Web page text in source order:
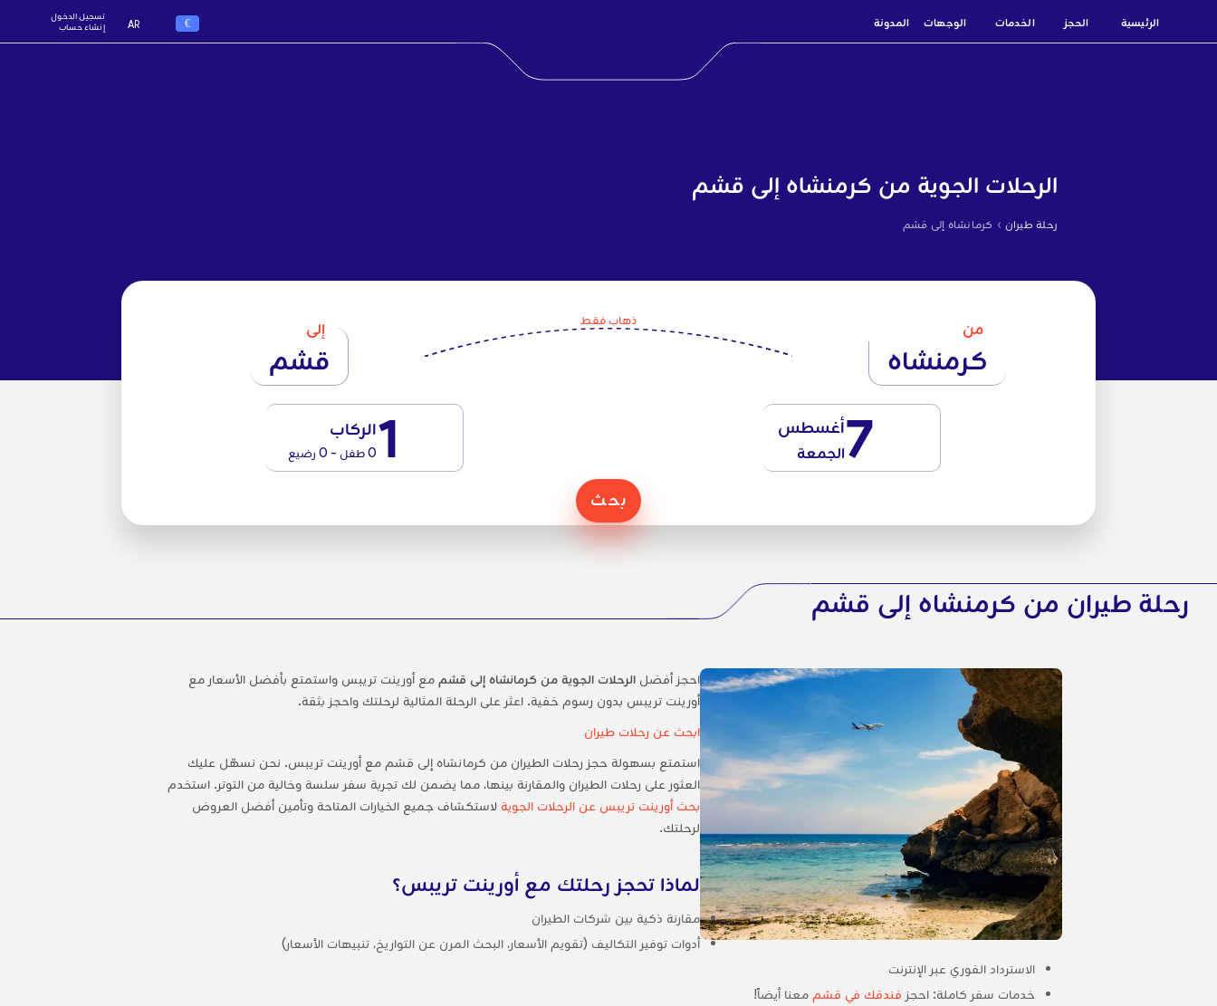
الرئيسية الحجز الخدمات الوجهات المدونة €
AR
تسجيل الدخول
إنشاء حساب
الرحلات الجوية من كرمنشاه إلى قشم
رحلة طيران › كرمانشاه إلى قشم
من
كرمنشاه
ذهاب فقط إلى
قشم
7أغسطس
الجمعة 1الركاب
0 طفل - 0 رضيع
بحث
رحلة طيران من كرمنشاه إلى قشم
احجز أفضل الرحلات الجوية من كرمانشاه إلى قشم مع أورينت تريبس واستمتع بأفضل الأسعار مع
أورينت تريبس بدون رسوم خفية. اعثر على الرحلة المثالية لرحلتك واحجز بثقة.
ابحث عن رحلات طيران
استمتع بسهولة حجز رحلات الطيران من كرمانشاه إلى قشم مع أورينت تريبس. نحن نسهّل عليك
العثور على رحلات الطيران والمقارنة بينها، مما يضمن لك تجربة سفر سلسة وخالية من التوتر. استخدم
بحث أورينت تريبس عن الرحلات الجوية لاستكشاف جميع الخيارات المتاحة وتأمين أفضل العروض
لرحلتك.
لماذا تحجز رحلتك مع أورينت تريبس؟
مقارنة ذكية بين شركات الطيران
أدوات توفير التكاليف (تقويم الأسعار، البحث المرن عن التواريخ، تنبيهات الأسعار)
الاسترداد الفوري عبر الإنترنت
خدمات سفر كاملة: احجز فندقك في قشم معنا أيضاً!